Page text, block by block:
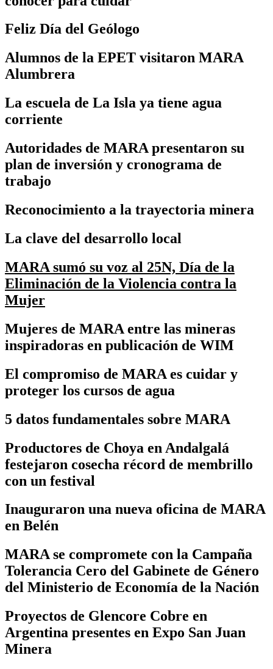
Feliz Día del Geólogo
Alumnos de la EPET visitaron MARA
Alumbrera
La escuela de La Isla ya tiene agua
corriente
Autoridades de MARA presentaron su
plan de inversión y cronograma de
trabajo
Reconocimiento a la trayectoria minera
La clave del desarrollo local
MARA sumó su voz al 25N, Día de la
Eliminación de la Violencia contra la
Mujer
Mujeres de MARA entre las mineras
inspiradoras en publicación de WIM
El compromiso de MARA es cuidar y
proteger los cursos de agua
5 datos fundamentales sobre MARA
Productores de Choya en Andalgalá
festejaron cosecha récord de membrillo
con un festival
Inauguraron una nueva oficina de MARA
en Belén
MARA se compromete con la Campaña
Tolerancia Cero del Gabinete de Género
del Ministerio de Economía de la Nación
Proyectos de Glencore Cobre en
Argentina presentes en Expo San Juan
Minera